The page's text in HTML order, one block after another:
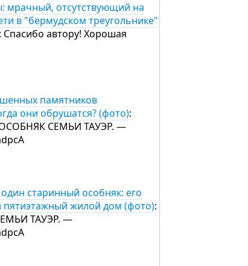
мрачный, отсутствующий на
в "бермудском треугольнике"
: Спасибо автору! Хорошая
памятников
они обрушатся? (фото):
СЕМЬИ ТАУЭР. —
старинный особняк: его
пятиэтажный жилой дом (фото):
ТАУЭР. —